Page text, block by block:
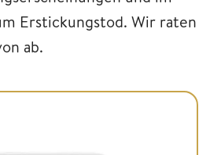
Erstickungstod. Wir raten
ab.